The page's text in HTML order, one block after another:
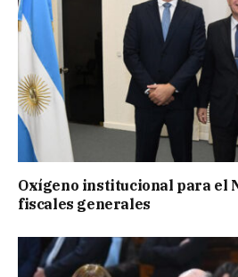
Oxígeno institucional para el
fiscales generales